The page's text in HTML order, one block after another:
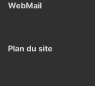
WebMail
Plan du site